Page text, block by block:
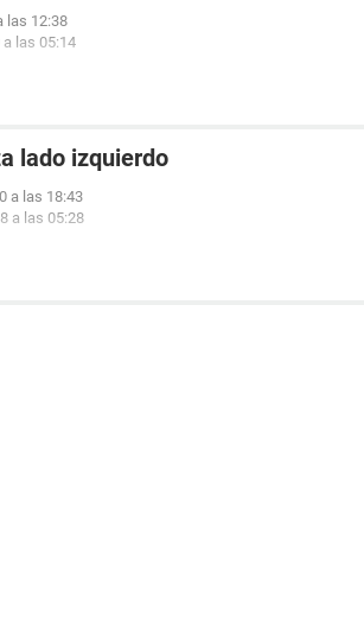
las 12:38
las 05:14
lado izquierdo
a las 18:43
a las 05:28